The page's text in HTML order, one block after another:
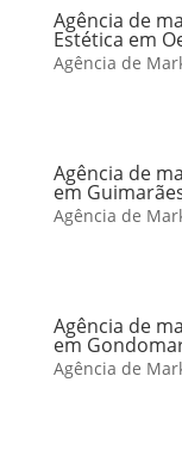
Agência de
Estética em
Agência de
Agência de
em
Agência de
Agência de
em
Agência de